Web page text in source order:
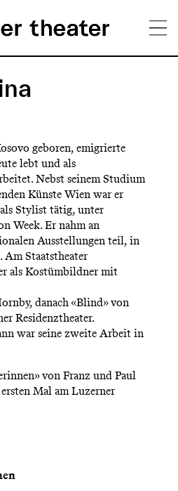
geboren, emigrierte
lebt und als
Nebst seinem Studium
Künste Wien war er
Stylist tätig, unter
Week. Er nahm an
Ausstellungen teil, in
Am Staatstheater
als Kostümbildner mit
danach «Blind» von
Residenztheater.
war seine zweite Arbeit in
von Franz und Paul
Mal am Luzerner